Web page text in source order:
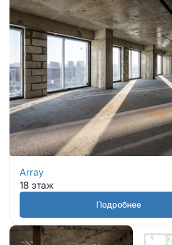
Array
18 этаж
Подробнее